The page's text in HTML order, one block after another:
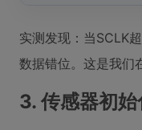
实测发现：当SCLK
数据错位。这是我们
3. 传感器初